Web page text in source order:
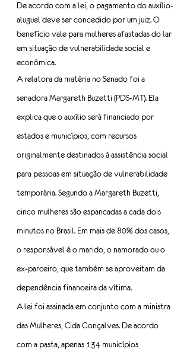
De acordo com a lei, o pagamento do auxílio-
aluguel deve ser concedido por um juiz. O
benefício vale para mulheres afastadas do lar
em situação de vulnerabilidade social e
econômica.
A relatora da matéria no Senado foi a
senadora Margareth Buzetti (PDS-MT). Ela
explica que o auxílio será financiado por
estados e municípios, com recursos
originalmente destinados à assistência social
para pessoas em situação de vulnerabilidade
temporária. Segundo a Margareth Buzetti,
cinco mulheres são espancadas a cada dois
minutos no Brasil. Em mais de 80% dos casos,
o responsável é o marido, o namorado ou o
ex-parceiro, que também se aproveitam da
dependência financeira da vítima.
A lei foi assinada em conjunto com a ministra
das Mulheres, Cida Gonçalves. De acordo
com a pasta, apenas 134 municípios